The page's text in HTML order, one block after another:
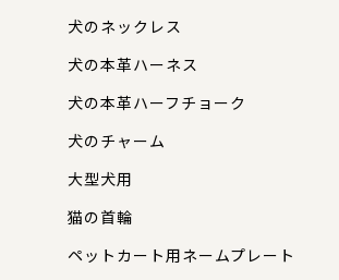
犬のネックレス
犬の本革ハーネス
犬の本革ハーフチョーク
犬のチャーム
大型犬用
猫の首輪
ペットカート用ネームプレート